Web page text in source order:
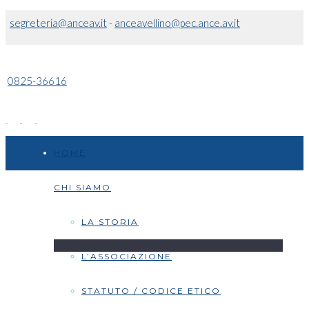
segreteria@anceav.it- anceavellino@pec.ance.av.it
0825-36616
CHI SIAMO
LA STORIA
L’ASSOCIAZIONE
STATUTO / CODICE ETICO